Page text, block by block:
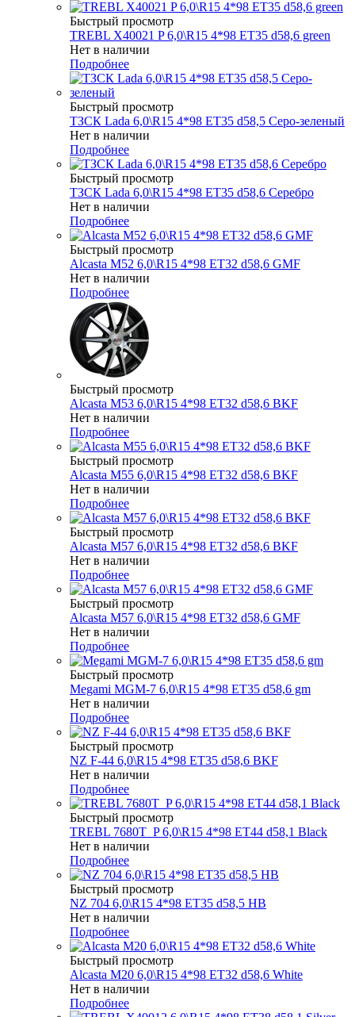
Быстрый просмотр
TREBL X40021 P 6,0\R15 4*98 ET35 d58,6 green
Нет в наличии
Подробнее
Быстрый просмотр
ТЗСК Lada 6,0\R15 4*98 ET35 d58,5 Серо-зеленый
Нет в наличии
Подробнее
Быстрый просмотр
ТЗСК Lada 6,0\R15 4*98 ET35 d58,6 Серебро
Нет в наличии
Подробнее
Быстрый просмотр
Alcasta M52 6,0\R15 4*98 ET32 d58,6 GMF
Нет в наличии
Подробнее
Быстрый просмотр
Alcasta M53 6,0\R15 4*98 ET32 d58,6 BKF
Нет в наличии
Подробнее
Быстрый просмотр
Alcasta M55 6,0\R15 4*98 ET32 d58,6 BKF
Нет в наличии
Подробнее
Быстрый просмотр
Alcasta M57 6,0\R15 4*98 ET32 d58,6 BKF
Нет в наличии
Подробнее
Быстрый просмотр
Alcasta M57 6,0\R15 4*98 ET32 d58,6 GMF
Нет в наличии
Подробнее
Быстрый просмотр
Megami MGM-7 6,0\R15 4*98 ET35 d58,6 gm
Нет в наличии
Подробнее
Быстрый просмотр
NZ F-44 6,0\R15 4*98 ET35 d58,6 BKF
Нет в наличии
Подробнее
Быстрый просмотр
TREBL 7680T_P 6,0\R15 4*98 ET44 d58,1 Black
Нет в наличии
Подробнее
Быстрый просмотр
NZ 704 6,0\R15 4*98 ET35 d58,5 HB
Нет в наличии
Подробнее
Быстрый просмотр
Alcasta M20 6,0\R15 4*98 ET32 d58,6 White
Нет в наличии
Подробнее